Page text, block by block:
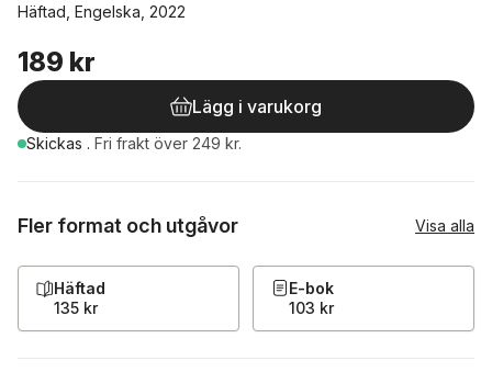
Häftad, Engelska, 2022
189 kr
Lägg i varukorg
Skickas . Fri frakt över 249 kr.
Fler format och utgåvor Visa alla
Häftad
135 kr
E-bok
103 kr